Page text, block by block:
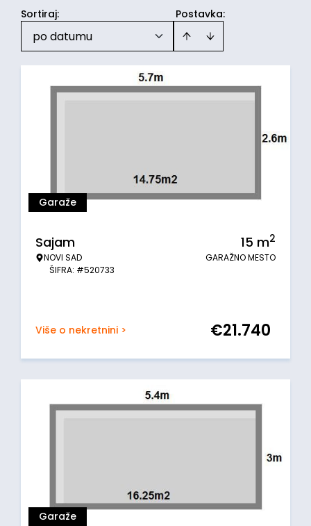
Postavka:
Sortiraj:
po datumu
Garaže
Sajam
NOVI SAD
ŠIFRA: #520733
15 m2
GARAŽNO MESTO
Više o nekretnini > €21.740
Garaže